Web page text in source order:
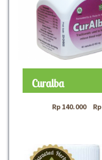
Curalba
Rp 140.000– Rp